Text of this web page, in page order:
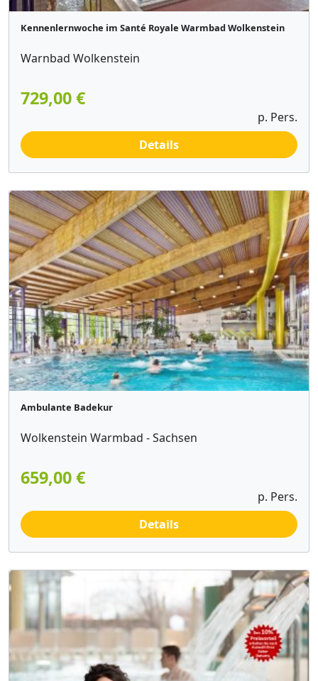
Kennenlernwoche im Santé Royale Warmbad Wolkenstein
Warnbad Wolkenstein
729,00 €
p. Pers.
Details
Ambulante Badekur
Wolkenstein Warmbad - Sachsen
659,00 €
p. Pers.
Details